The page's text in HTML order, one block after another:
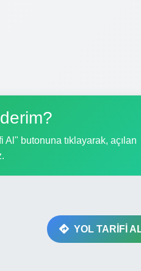
butonuna tıklayarak, açılan
YOL TARİFİ